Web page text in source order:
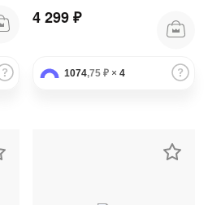
4 299 ₽
1074,75 ₽ × 4